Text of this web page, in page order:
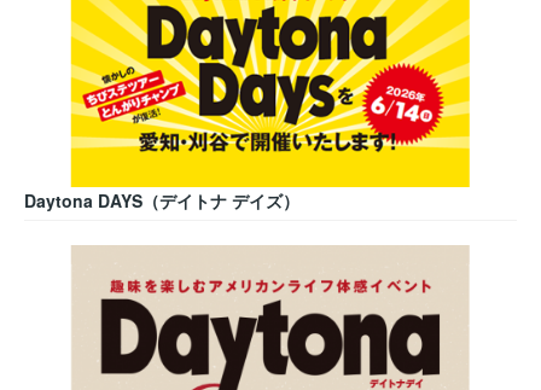
Daytona DAYS（デイトナ デイズ）